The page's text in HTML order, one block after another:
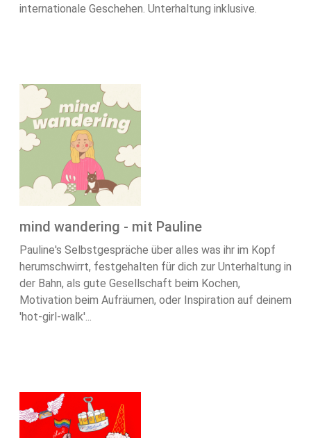
internationale Geschehen. Unterhaltung inklusive.
mind wandering - mit Pauline
Pauline's Selbstgespräche über alles was ihr im Kopf
herumschwirrt, festgehalten für dich zur Unterhaltung in
der Bahn, als gute Gesellschaft beim Kochen,
Motivation beim Aufräumen, oder Inspiration auf deinem
'hot-girl-walk'...